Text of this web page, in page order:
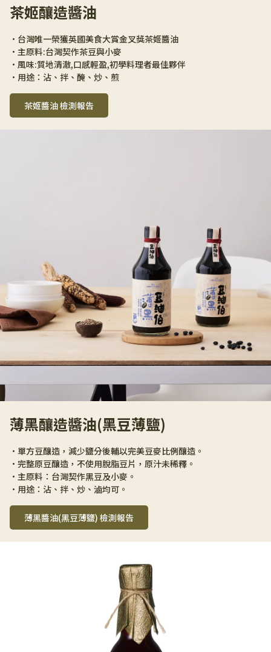
茶姬釀造醬油
•台灣唯一榮獲英國美食大賞金叉獎茶姬醬油
•主原料:台灣契作茶豆與小麥
•風味:質地清澈,口感輕盈,初學料理者最佳夥伴
•用途：沾、拌、醃、炒、煎
茶姬醬油 檢測報告
薄黑釀造醬油(黑豆薄鹽)
•單方豆釀造，減少鹽分後輔以完美豆麥比例釀造。
•完整原豆釀造，不使用脫脂豆片，原汁未稀釋。
•主原料：台灣契作黑豆及小麥。
•用途：沾、拌、炒、滷均可。
薄黑醬油(黑豆薄鹽) 檢測報告